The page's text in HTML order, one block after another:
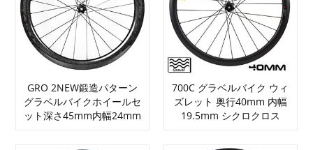
GRO 2NEW鍛造パターン
グラベルバイクホイールセ
ット深さ45mm内幅24mm
700C グラベルバイク ウィ
ズレット 奥行40mm 内幅
19.5mm シクロクロス